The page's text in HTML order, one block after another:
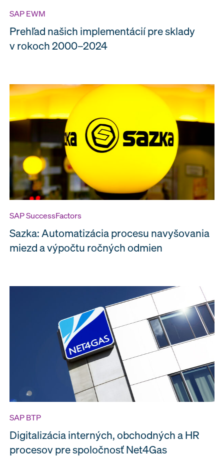
SAP EWM
Prehľad našich implementácií pre sklady
v rokoch 2000–2024
SAP SuccessFactors
Sazka: Automatizácia procesu navyšovania
miezd a výpočtu ročných odmien
SAP BTP
Digitalizácia interných, obchodných a HR
procesov pre spoločnosť Net4Gas